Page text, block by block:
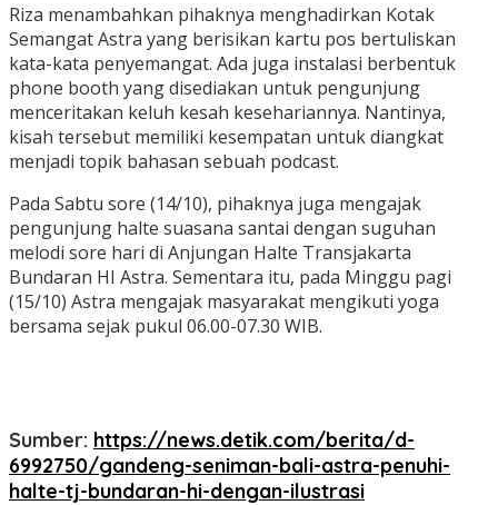
Riza menambahkan pihaknya menghadirkan Kotak
Semangat Astra yang berisikan kartu pos bertuliskan
kata-kata penyemangat. Ada juga instalasi berbentuk
phone booth yang disediakan untuk pengunjung
menceritakan keluh kesah kesehariannya. Nantinya,
kisah tersebut memiliki kesempatan untuk diangkat
menjadi topik bahasan sebuah podcast.
Pada Sabtu sore (14/10), pihaknya juga mengajak
pengunjung halte suasana santai dengan suguhan
melodi sore hari di Anjungan Halte Transjakarta
Bundaran HI Astra. Sementara itu, pada Minggu pagi
(15/10) Astra mengajak masyarakat mengikuti yoga
bersama sejak pukul 06.00-07.30 WIB.
Sumber: https://news.detik.com/berita/d-
6992750/gandeng-seniman-bali-astra-penuhi-
halte-tj-bundaran-hi-dengan-ilustrasi